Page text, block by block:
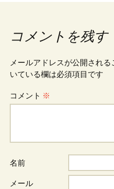
ビ
ゲ
ー
シ
ョ
コメントを残す
メールアドレスが公開される
いている欄は必須項目です
コメント ※
名前
メール